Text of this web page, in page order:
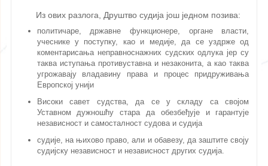
Из ових разлога, Друштво судија још једном позива:
политичаре, државне функционере, органе власти,
учеснике у поступку, као и медије, да се уздрже од
коментарисања неправноснажних судских одлука јер су
таква иступања противуставна и незаконита, а као таква
угрожавају владавину права и процес придруживања
Европској унији
Високи савет судства, да се у складу са својом
Уставном дужношћу стара да обезбеђује и гарантује
независност и самосталност судова и судија
судије, на њихово право, али и обавезу, да заштите своју
судијску независност и независност других судија.